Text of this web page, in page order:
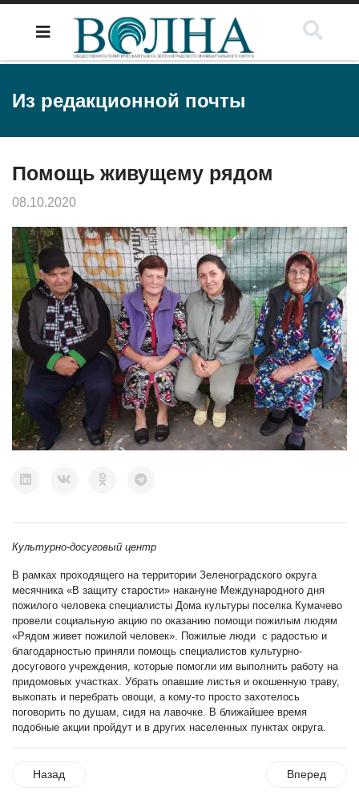
Из редакционной почты
Помощь живущему рядом
08.10.2020
Культурно-досуговый центр
В рамках проходящего на территории Зеленоградского округа
месячника «В защиту старости» накануне Международного дня
пожилого человека специалисты Дома культуры поселка Кумачево
провели социальную акцию по оказанию помощи пожилым людям
«Рядом живет пожилой человек». Пожилые люди с радостью и
благодарностью приняли помощь специалистов культурно-
досугового учреждения, которые помогли им выполнить работу на
придомовых участках. Убрать опавшие листья и окошенную траву,
выкопать и перебрать овощи, а кому-то просто захотелось
поговорить по душам, сидя на лавочке. В ближайшее время
подобные акции пройдут и в других населенных пунктах округа.
Назад Вперед